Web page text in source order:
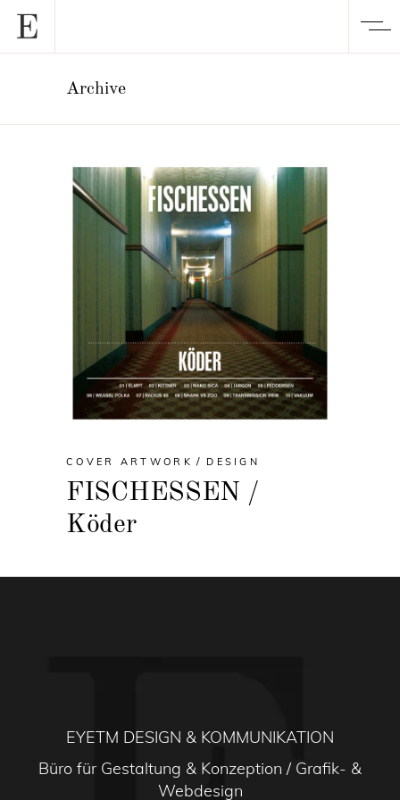
Archive
COVER ARTWORK DESIGN
FISCHESSEN /
Köder
EYETM DESIGN & KOMMUNIKATION
Büro für Gestaltung & Konzeption / Grafik- &
Webdesign